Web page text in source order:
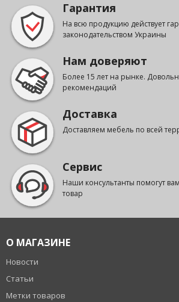
Гарантия
На всю продукцию действует
законодательством Украины
Нам доверяют
Более 15 лет на рынке.
рекомендаций
Доставка
Доставляем мебель по всей
Сервис
Наши консультанты помогут
товар
О МАГАЗИНЕ
Новости
Статьи
Метки товаров